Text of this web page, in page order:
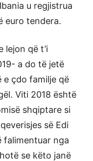
u regjistrua
euro tendera.
lejon që t’i
a do të jetë
e çdo familje që
Viti 2018 është
shqiptare si
së Edi
falimentuar nga
se këto janë